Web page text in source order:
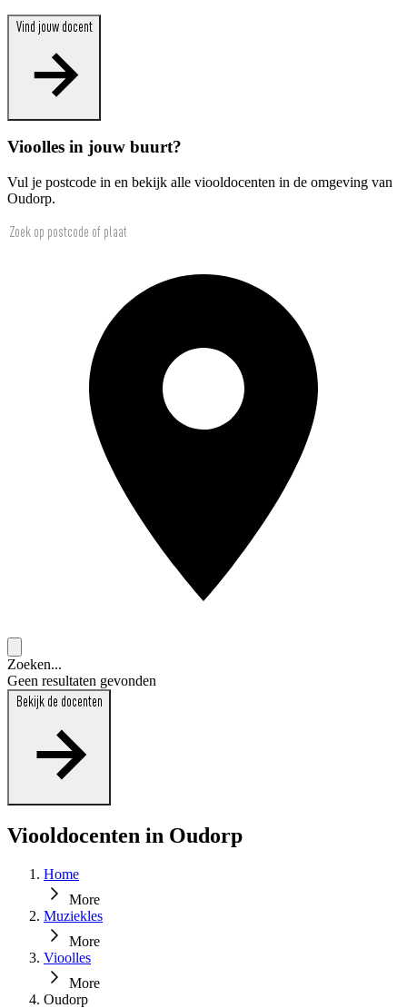
Vind jouw docent
Vioolles in jouw buurt?
Vul je postcode in en bekijk alle viooldocenten in de omgeving van
Oudorp.
Zoeken...
Geen resultaten gevonden
Bekijk de docenten
Viooldocenten in Oudorp
Home
More
Muziekles
More
Vioolles
More
Oudorp